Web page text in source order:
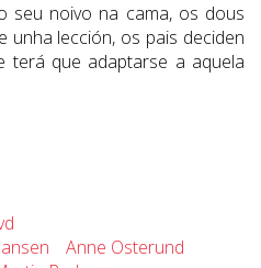
seu noivo na cama, os dous
unha lección, os pais deciden
terá que adaptarse a aquela
Anne Osterund